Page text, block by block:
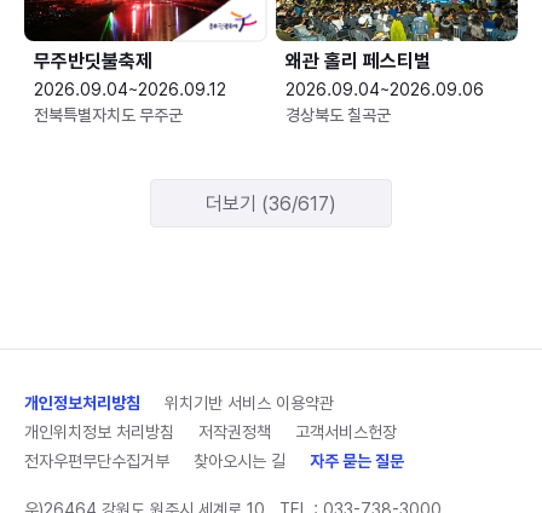
무주반딧불축제
2026.09.04~2026.09.12
전북특별자치도 무주군
왜관 홀리 페스티벌
2026.09.04~2026.09.06
경상북도 칠곡군
더보기 (36/617)
개인정보처리방침
위치기반 서비스 이용약관
개인위치정보 처리방침
저작권정책
고객서비스헌장
전자우편무단수집거부
찾아오시는 길 자주 묻는 질문